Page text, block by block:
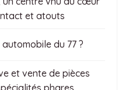
et atouts
du 77 ?
et vente de pièces
phares